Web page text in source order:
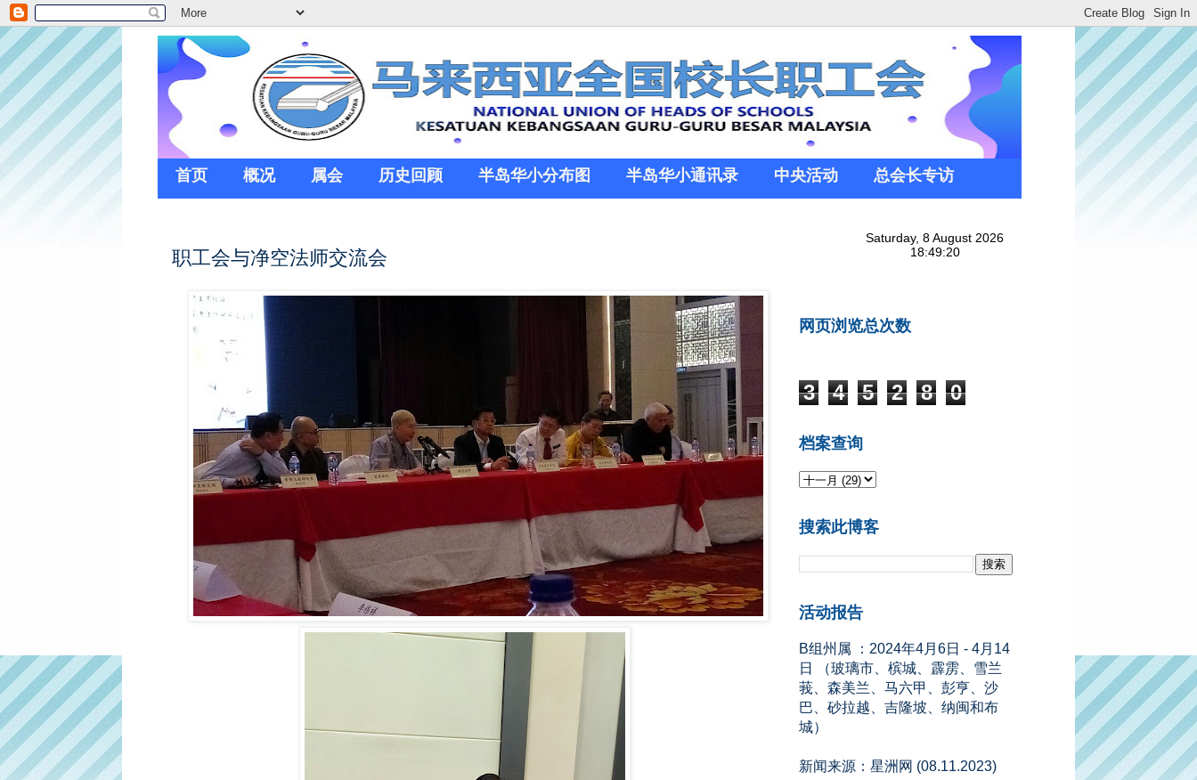
首页 概况 属会 历史回顾 半岛华小分布图 半岛华小通讯录 中央活动 总会长专访
职工会与净空法师交流会
网页浏览总次数
3 4 5 2 8 0
档案查询
搜索此博客
活动报告
A组州属 ：2024年4月5日 - 4月13
日 （柔佛、吉打、吉兰丹、登嘉
楼）
B组州属 ：2024年4月6日 - 4月14
日 （玻璃市、槟城、霹雳、雪兰
莪、森美兰、马六甲、彭亨、沙
巴、砂拉越、吉隆坡、纳闽和布
城）
新闻来源：星洲网 (08.11.2023)